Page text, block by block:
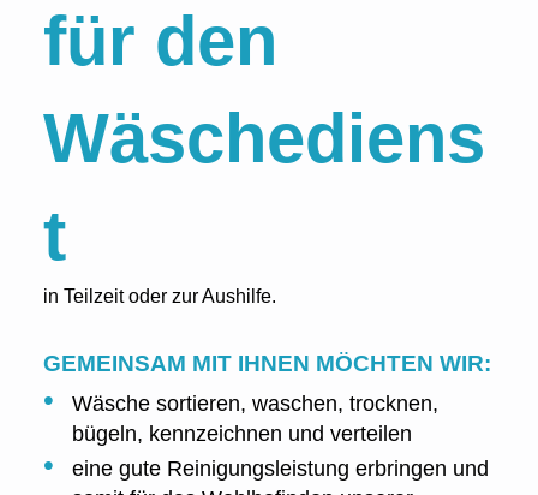
für den
Wäschediens
t
in Teilzeit oder zur Aushilfe.
GEMEINSAM MIT IHNEN MÖCHTEN WIR:
Wäsche sortieren, waschen, trocknen,
bügeln, kennzeichnen und verteilen
eine gute Reinigungsleistung erbringen und